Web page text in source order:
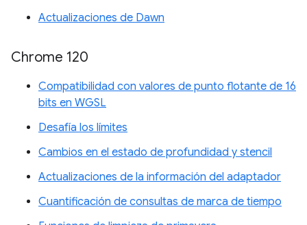
Actualizaciones de Dawn
Chrome 120
Compatibilidad con valores de punto flotante de 16
bits en WGSL
Desafía los límites
Cambios en el estado de profundidad y stencil
Actualizaciones de la información del adaptador
Cuantificación de consultas de marca de tiempo